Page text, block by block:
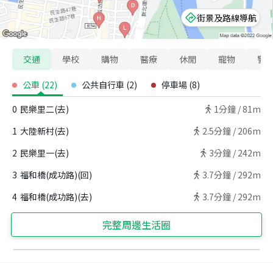
街景及路線導航
交通 學校 購物 醫療 休閒 寵物 警
公車 (22) 公共自行車 (2) 停車場 (8)
0 民樂里二(去) 1分鐘 /81m
1 大陸新村(去) 2.5分鐘 / 206m
2 民樂里一(去) 3分鐘 / 242m
3 福和橋(成功路)(回) 3.7分鐘 / 292m
4 福和橋(成功路)(去) 3.7分鐘 / 292m
完整周邊生活圈